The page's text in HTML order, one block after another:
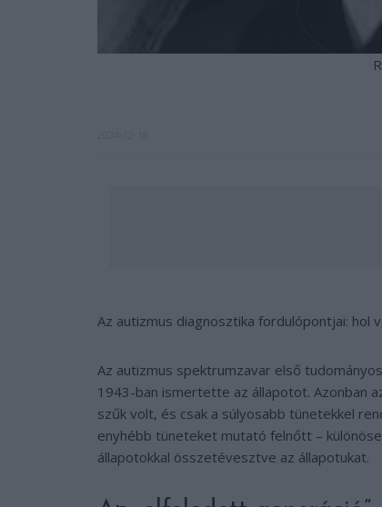
Az autizmus diagnosztika fordulópontjai: hol
Az autizmus spektrumzavar első
1943-ban ismertette az állapotot. Azonban
szűk volt, és csak a súlyosabb tünetekkel
enyhébb tüneteket mutató felnőtt –
állapotokkal összetévesztve az állapotukat.